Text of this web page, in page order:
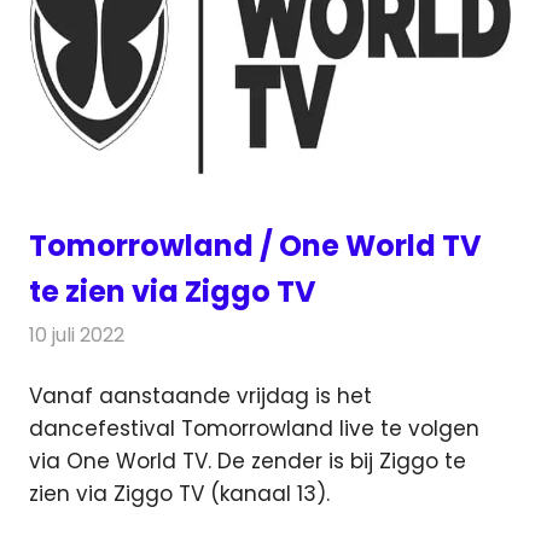
Tomorrowland / One World TV
te zien via Ziggo TV
10 juli 2022
Vanaf aanstaande vrijdag is het
dancefestival Tomorrowland live te volgen
via One World TV. De zender is bij Ziggo te
zien via Ziggo TV (kanaal 13).